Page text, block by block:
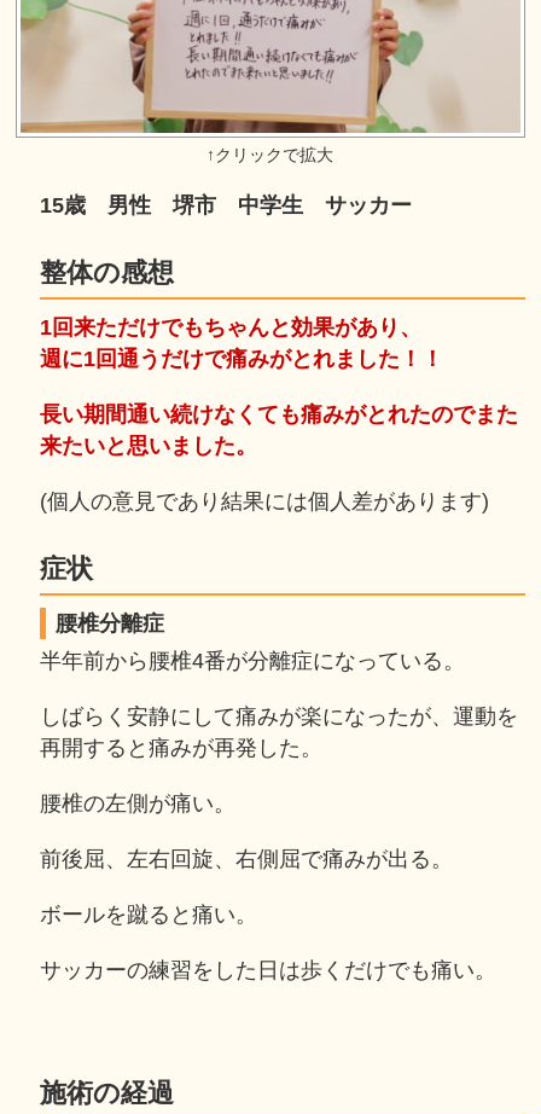
15歳 男性 堺市 中学生 サッカー
整体の感想
1回来ただけでもちゃんと効果があり、
週に1回通うだけで痛みがとれました！！
長い期間通い続けなくても痛みがとれたのでまた
来たいと思いました。
(個人の意見であり結果には個人差があります)
症状
腰椎分離症
半年前から腰椎4番が分離症になっている。
しばらく安静にして痛みが楽になったが、運動を
再開すると痛みが再発した。
腰椎の左側が痛い。
前後屈、左右回旋、右側屈で痛みが出る。
ボールを蹴ると痛い。
サッカーの練習をした日は歩くだけでも痛い。
施術の経過